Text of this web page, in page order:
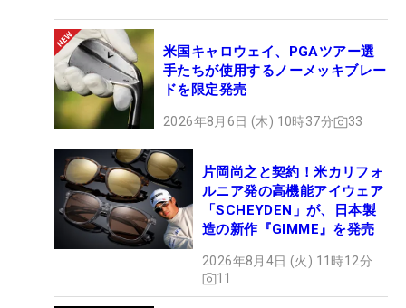
米国キャロウェイ、PGAツアー選
手たちが使用するノーメッキブレー
ドを限定発売
2026年8月6日 (木) 10時37分 33
片岡尚之と契約！米カリフォ
ルニア発の高機能アイウェア
「SCHEYDEN」が、日本製
造の新作『GIMME』を発売
2026年8月4日 (火) 11時12分
11